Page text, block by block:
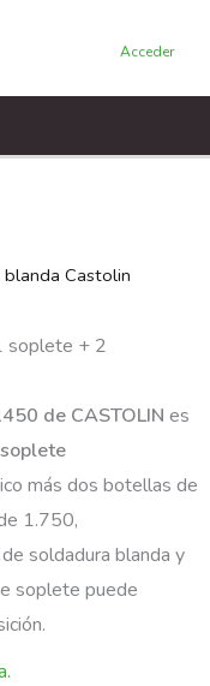
Acceder
Castolin
soplete + 2
de CASTOLIN es
soplete
más dos botellas de
1.750,
soldadura blanda y
soplete puede